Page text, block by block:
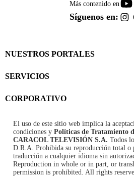
Más contenido en
Síguenos en:
NUESTROS PORTALES
SERVICIOS
CORPORATIVO
El uso de este sitio web implica la
condiciones y Políticas de Tratamiento
CARACOL TELEVISIÓN S.A. Todos
D.R.A. Prohibida su reproducción total o
traducción a cualquier idioma sin
Reproduction in whole or in part, or
permission is prohibited. All rights